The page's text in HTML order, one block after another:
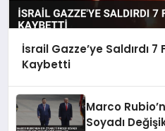
İsrail Gazze’ye Saldırdı 7
Kaybetti
Marco
Soyadı